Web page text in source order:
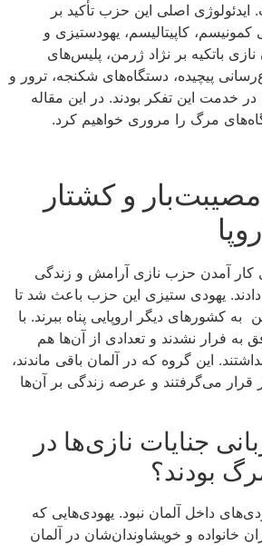
اصلی این حزب تأکید بر
کاپیتالیسم، یهود‌ستیزی و
باتکیه بر نژاد ژرمن، پلیس‌های
پیچیده، دستگاه‌های شکنجه، ترور و
در خدمت این تفکر بودند. در این مقاله
مرگ را مروری خواهیم کرد.
و کشتار
کار آمدن حزب نازی آرامش و زندگی
یهودی ستیزی این حزب باعث شد تا
به کشورهای دیگر اروپایی پناه ببرند. با
به فرار نشدند و تعدادی از آن‌ها هم
این گروه که در آلمان باقی ماندند،
قرار می‌گرفتند و عرصه زندگی بر آن‌ها
جنایات نازی‌ها در
بودند؟
داخل آلمان نبود. یهودی‌هایی که
خانواده و خویشاوندان‌شان در آلمان